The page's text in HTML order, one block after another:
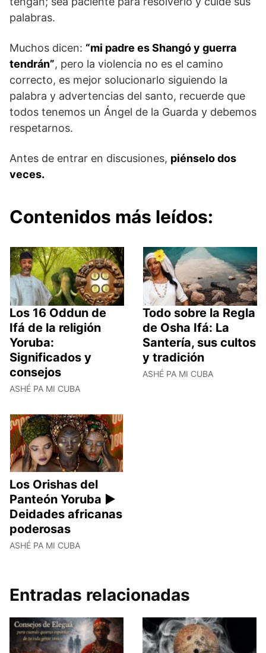
palabras.
Muchos dicen: “mi padre es Shangó y guerra
tendrán”, pero la violencia no es el camino
correcto, es mejor solucionarlo siguiendo la
palabra y advertencias del santo, recuerde que
todos tenemos un Ángel de la Guarda y debemos
respetarnos.
Antes de entrar en discusiones, piénselo dos
veces.
Contenidos más leídos:
Los 16 Oddun de
Ifá de la religión
Yoruba:
Significados y
consejos
ASHÉ PA MI CUBA
Todo sobre la Regla
de Osha Ifá: La
Santería, sus cultos
y tradición
ASHÉ PA MI CUBA
Los Orishas del
Panteón Yoruba ►
Deidades africanas
poderosas
ASHÉ PA MI CUBA
Entradas relacionadas